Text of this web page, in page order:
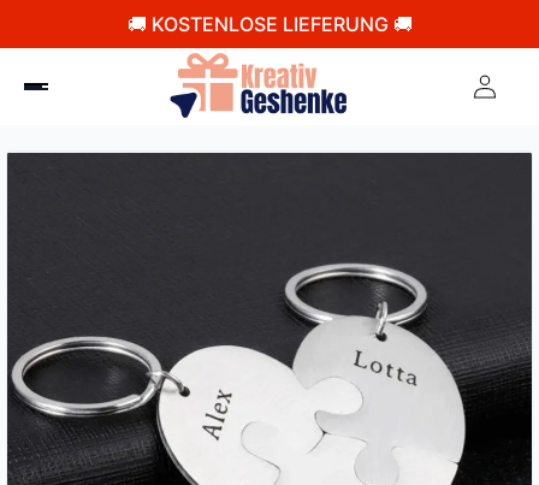
🚚 KOSTENLOSE LIEFERUNG 🚚